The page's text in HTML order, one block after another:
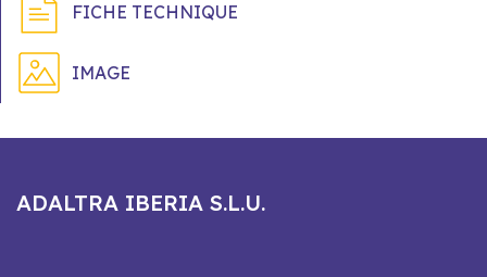
FICHE TECHNIQUE
IMAGE
ADALTRA IBERIA S.L.U.